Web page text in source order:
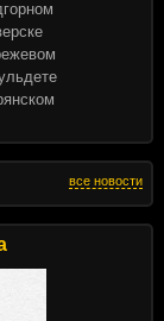
все новости